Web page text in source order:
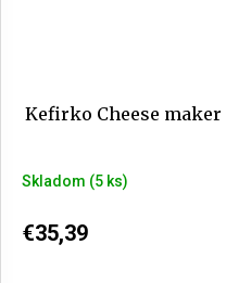
Kefirko Cheese maker
Skladom (5 ks)
€35,39